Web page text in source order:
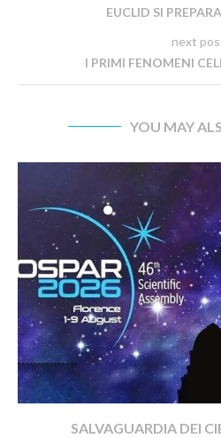
EUCLID SI
next
I PRIMI FENOMENI
YOU MAY
SALVAGUARDIA DEI